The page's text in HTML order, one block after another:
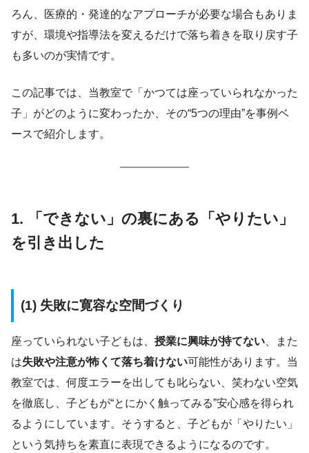
ろん、医療的・発達的なアプローチが必要な場合もありま
すが、環境や指導法を変えるだけで落ち着きを取り戻す子
も多いのが実情です。
この記事では、当教室で「かつては座っていられなかった
子」がどのように変わったか、その“5つの理由”を事例ベ
ースで紹介します。
1. 「できない」の裏にある「やりたい」
を引き出した
(1) 失敗に寛容な空間づくり
座っていられない子どもは、 授業に興味が持てない 、また
は失敗や注意が怖くて落ち着けない可能性があります。当
教室では、何度エラーを出しても叱らない、笑わない空気
を徹底し、子どもが“とにかく触ってみる”安心感を得られ
るようにしています。そうすると、子どもが「やりたい」
という気持ちを素直に表現できるようになるのです。